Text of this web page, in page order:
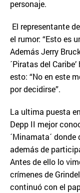
personaje.
El representante
el rumor: “Esto es
Además Jerry
´Piratas del
esto: “No en este
por decidirse”.
La ultima puesta
Depp II mejor
´Minamata´
además de
Antes de ello lo
crímenes de
continuó con el